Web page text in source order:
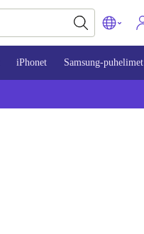
iPhonet Samsung-puhelimet